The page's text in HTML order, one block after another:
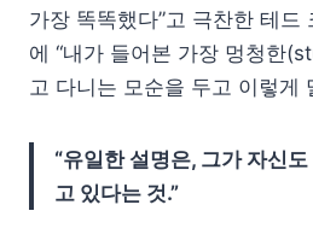
가장 똑똑했다”고 극찬한 테드
에 “내가 들어본 가장 멍청한
고 다니는 모순을 두고 이렇게
“유일한 설명은, 그가 자신
고 있다는 것.”